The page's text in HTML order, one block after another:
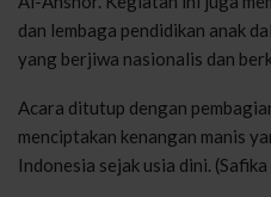
dan lembaga pendidikan anak
yang berjiwa nasionalis dan
Acara ditutup dengan
menciptakan kenangan manis
Indonesia sejak usia dini. (Safika